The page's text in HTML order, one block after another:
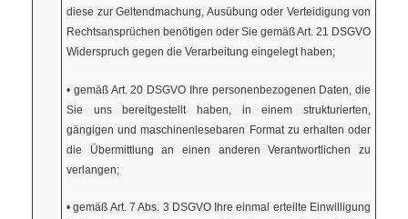
diese zur Geltendmachung, Ausübung oder Verteidigung von
Rechtsansprüchen benötigen oder Sie gemäß Art. 21 DSGVO
Widerspruch gegen die Verarbeitung eingelegt haben;
• gemäß Art. 20 DSGVO Ihre personenbezogenen Daten, die
Sie uns bereitgestellt haben, in einem strukturierten,
gängigen und maschinenlesebaren Format zu erhalten oder
die Übermittlung an einen anderen Verantwortlichen zu
verlangen;
• gemäß Art. 7 Abs. 3 DSGVO Ihre einmal erteilte Einwilligung